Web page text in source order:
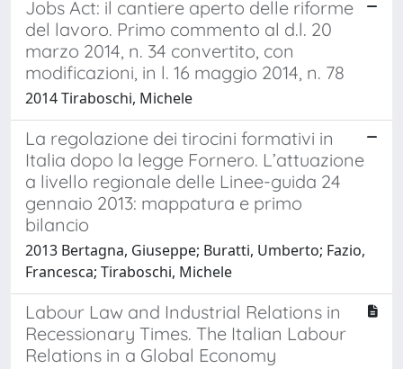
Jobs Act: il cantiere aperto delle riforme
del lavoro. Primo commento al d.l. 20
marzo 2014, n. 34 convertito, con
modificazioni, in l. 16 maggio 2014, n. 78
2014 Tiraboschi, Michele
La regolazione dei tirocini formativi in
Italia dopo la legge Fornero. L’attuazione
a livello regionale delle Linee-guida 24
gennaio 2013: mappatura e primo
bilancio
2013 Bertagna, Giuseppe; Buratti, Umberto; Fazio,
Francesca; Tiraboschi, Michele
Labour Law and Industrial Relations in
Recessionary Times. The Italian Labour
Relations in a Global Economy